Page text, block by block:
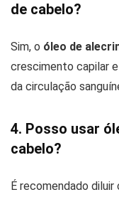
de cabelo?
Sim, o óleo de
crescimento capilar
da circulação
4. Posso usar
cabelo?
É recomendado diluir